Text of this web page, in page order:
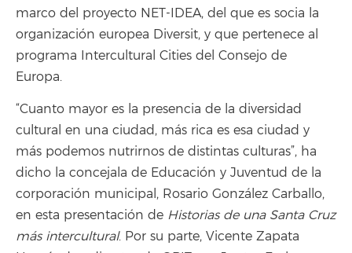
marco del proyecto NET-IDEA, del que es socia la
organización europea Diversit, y que pertenece al
programa Intercultural Cities del Consejo de
Europa.
“Cuanto mayor es la presencia de la diversidad
cultural en una ciudad, más rica es esa ciudad y
más podemos nutrirnos de distintas culturas”, ha
dicho la concejala de Educación y Juventud de la
corporación municipal, Rosario González Carballo,
en esta presentación de Historias de una Santa Cruz
más intercultural. Por su parte, Vicente Zapata